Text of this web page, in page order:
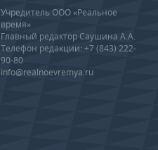
Учредитель ООО «Реальное
время»
Главный редактор Саушина А.А.
Телефон редакции: +7 (843) 222-
90-80
info@realnoevremya.ru